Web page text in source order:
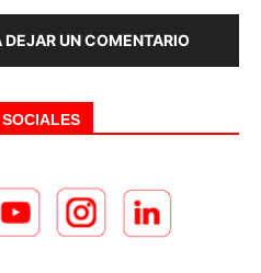
DEJAR UN COMENTARIO